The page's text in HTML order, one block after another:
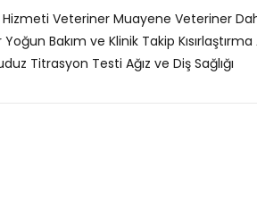
Veteriner Muayene Veteriner
Bakım ve Klinik Takip
Titrasyon Testi Ağız ve Diş Sağlığı